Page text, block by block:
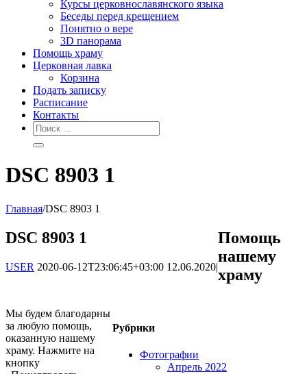
Курсы церковнославянского языка
Беседы перед крещением
Понятно о вере
3D панорама
Помощь храму
Церковная лавка
Корзина
Подать записку
Расписание
Контакты
DSC 8903 1
Главная/DSC 8903 1
DSC 8903 1
USER 2020-06-12T23:06:45+03:00 12.06.2020|
Рубрики
Фотографии
Апрель 2022
Помощь
нашему
храму
Мы будем благодарны
за любую помощь,
оказанную нашему
храму. Нажмите на
кнопку